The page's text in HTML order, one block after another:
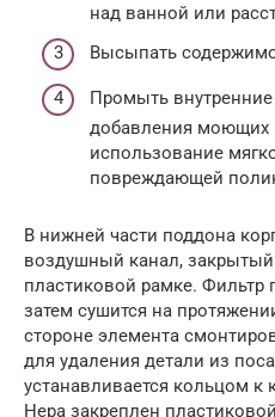
над ванной или
Высыпать
Промыть
добавления моющих
использование
повреждающей
В нижней части поддона
воздушный канал,
пластиковой рамке. Фильтр
затем сушится на
стороне элемента
для удаления детали из
устанавливается кольцом к
Hepa закреплен